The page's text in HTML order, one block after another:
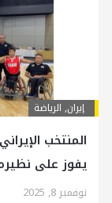
إيران, الرياضة
المنتخب
يفوز على
الهادئ
نوفمبر 8, 2025